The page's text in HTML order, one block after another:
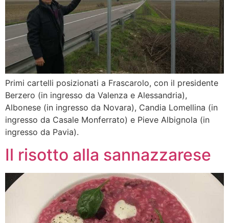
Primi cartelli posizionati a Frascarolo, con il presidente
Berzero (in ingresso da Valenza e Alessandria),
Albonese (in ingresso da Novara), Candia Lomellina (in
ingresso da Casale Monferrato) e Pieve Albignola (in
ingresso da Pavia).
Il risotto alla sannazzarese